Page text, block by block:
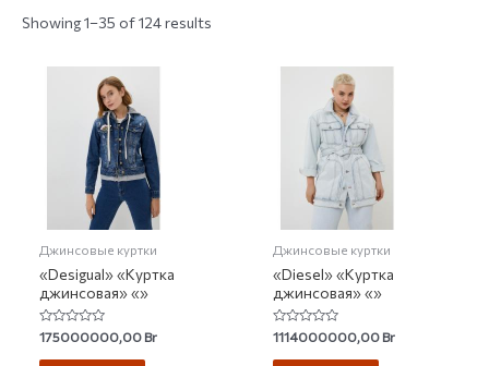
Showing 1–35 of 124 results
Джинсовые куртки
«Desigual» «Куртка
джинсовая» «»
Rated
0
out
175000000,00Br
Джинсовые куртки
«Diesel» «Куртка
джинсовая» «»
Rated
0
out
1114000000,00Br